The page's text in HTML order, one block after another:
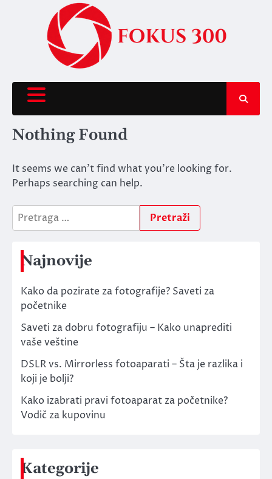
Nothing Found
It seems we can’t find what you’re looking for.
Perhaps searching can help.
Pretraga
za:
Najnovije
Kako da pozirate za fotografije? Saveti za
početnike
Saveti za dobru fotografiju – Kako unaprediti
vaše veštine
DSLR vs. Mirrorless fotoaparati – Šta je razlika i
koji je bolji?
Kako izabrati pravi fotoaparat za početnike?
Vodič za kupovinu
Kategorije